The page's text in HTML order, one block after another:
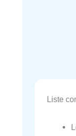
Liste